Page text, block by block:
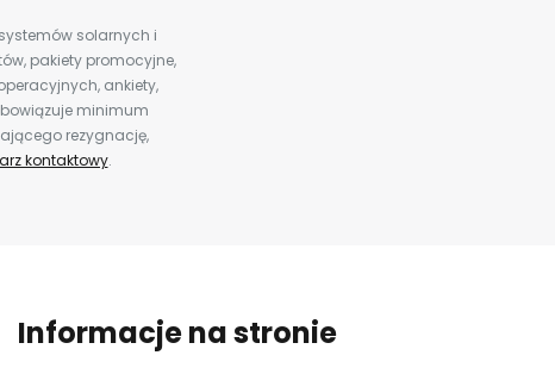
solarnych i
pakiety promocyjne,
ankiety,
minimum
rezygnację,
kontaktowy.
Informacje na stronie